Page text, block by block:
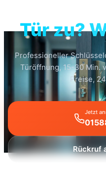
Tür zu?
Professioneller
Türöffnung, 15-30 Min.
Preise,
Jetzt
Rückruf